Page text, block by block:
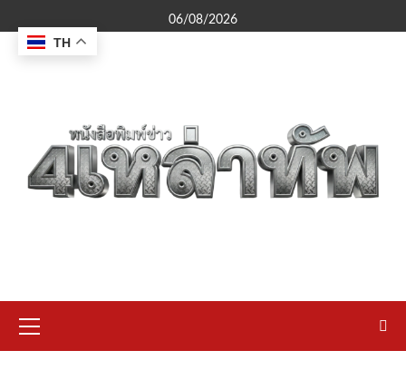
to
content
06/08/2026
Menu
TH